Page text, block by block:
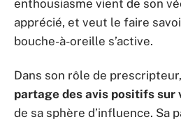
enthousiasme vient de son
apprécié, et veut le faire
bouche-à-oreille s’active.
Dans son rôle de prescripteur,
partage des avis positifs sur
de sa sphère d’influence. Sa